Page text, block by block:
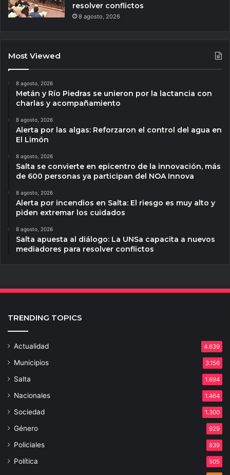
resolver conflictos
8 agosto, 2026
Most Viewed
8 agosto, 2026
Metán y Río Piedras se unieron por la lactancia con
charlas y acompañamiento
8 agosto, 2026
Alerta por las algas: Reforzaron el control del agua en
El Limón
8 agosto, 2026
Salta se convierte en epicentro de la innovación, más
de 600 personas ya participan del NOA Innova
8 agosto, 2026
Alerta por incendios en Salta: El riesgo es muy alto y
piden extremar los cuidados
8 agosto, 2026
Salta apuesta al diálogo: La UNSa capacita a nuevos
mediadores para resolver conflictos
TRENDING TOPICS
Actualidad 4.639
Municipios 3.156
Salta 1.694
Nacionales 1.464
Sociedad 1.300
Género 929
Policiales 839
Política 505